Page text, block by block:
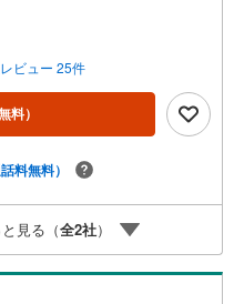
較＆相談可！ テレビで紹介さ
す！豊かに過ごすには『イン
ステリア』カーポートや楽し
てきます。これらを一括で購
ンに組み込むことが可能なサ
です。 頭金0円でもOK！（諸
めるかな？」わからないこと
する税金のこと等トータルで
ビュー 25件
料）
話料無料）
見る（全2社）